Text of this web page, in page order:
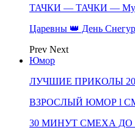
ТАЧКИ — ТАЧКИ —
Царевны 👑 День
Prev Next
Юмор
ЛУЧШИЕ ПРИКОЛЫ
ВЗРОСЛЫЙ ЮМОР l
30 МИНУТ СМЕХА ДО